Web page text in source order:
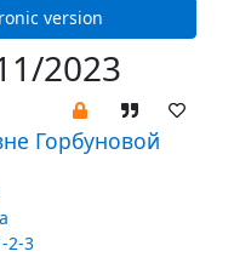
version
2023
Горбуновой
2-3